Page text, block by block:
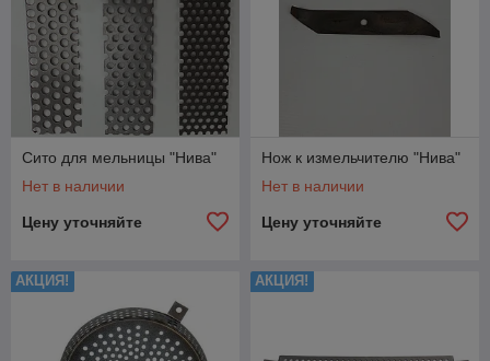
Сито для мельницы "Нива"
Нет в наличии
Цену уточняйте
Нож к измельчителю "Нива"
Нет в наличии
Цену уточняйте
АКЦИЯ! АКЦИЯ!